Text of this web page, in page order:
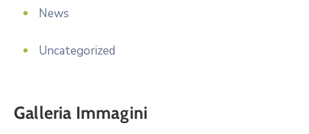
News
Uncategorized
Galleria Immagini